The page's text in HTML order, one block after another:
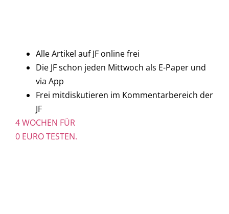
Alle Artikel auf JF online frei
Die JF schon jeden Mittwoch als E-Paper und
via App
Frei mitdiskutieren im Kommentarbereich der
JF
4 WOCHEN FÜR
0 EURO TESTEN.